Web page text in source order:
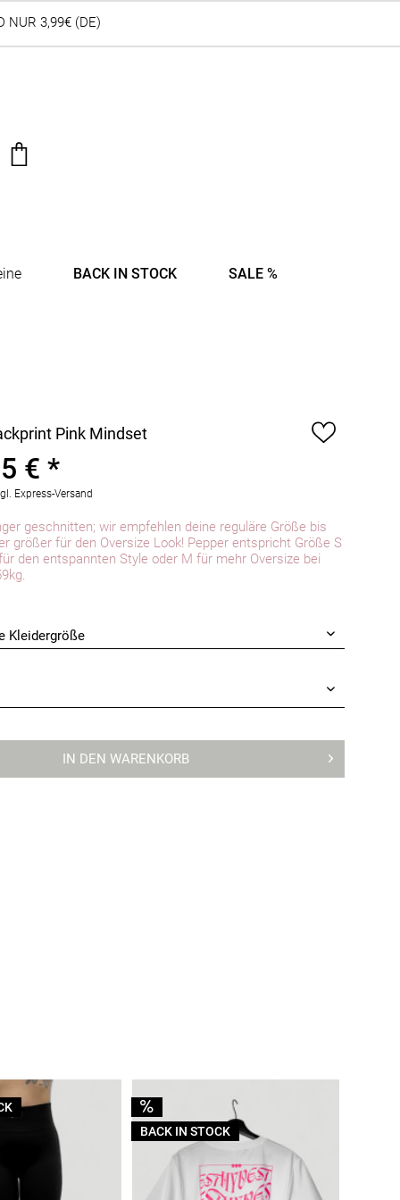
NUR 3,99€ (DE)
BACK IN STOCK SALE %
Pink Mindset
€ *
Express-Versand
geschnitten; wir empfehlen deine reguläre Größe bis
größer für den Oversize Look! Pepper entspricht Größe S
den entspannten Style oder M für mehr Oversize bei
IN DEN WARENKORB
BACK IN STOCK